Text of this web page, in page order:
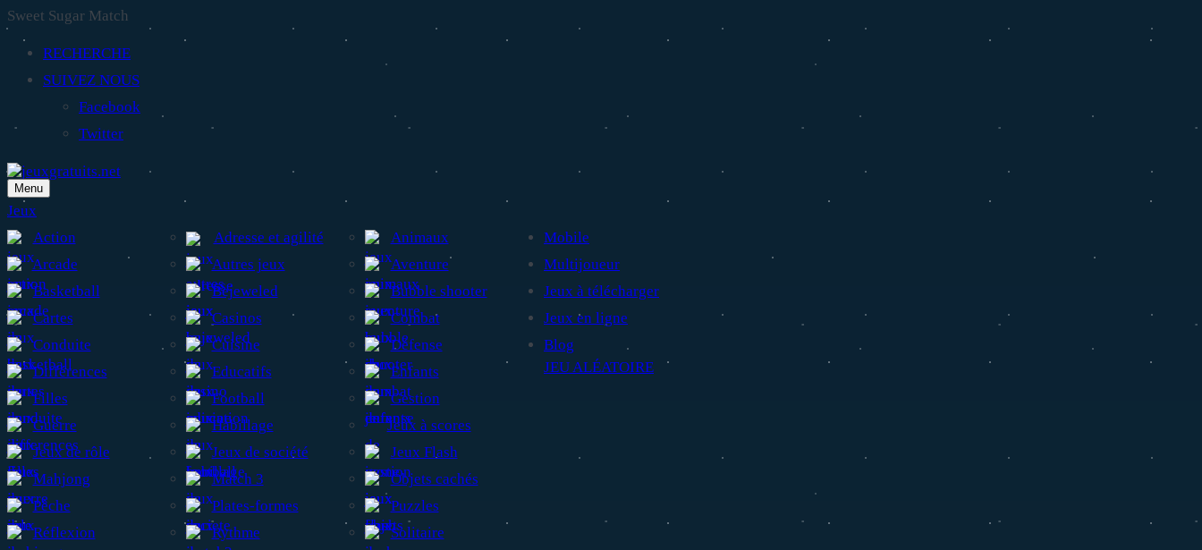
Sweet Sugar Match
RECHERCHE
SUIVEZ NOUS
Facebook
Twitter
Menu
Jeux
Action
Adresse et agilité
Animaux
Arcade
Autres jeux
Aventure
Basketball
Bejeweled
Bubble shooter
Cartes
Casinos
Combat
Conduite
Cuisine
Défense
Différences
Educatifs
Enfants
Filles
Football
Gestion
Guerre
Habillage
Jeux à scores
Jeux de rôle
Jeux de société
Jeux Flash
Mahjong
Match 3
Objets cachés
Pêche
Plates-formes
Puzzles
Réflexion
Rythme
Solitaire
Mobile
Multijoueur
Jeux à télécharger
Jeux en ligne
Blog
JEU ALÉATOIRE